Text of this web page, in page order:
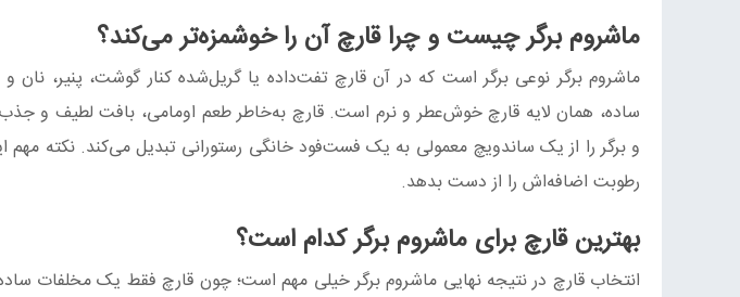
ماشروم برگر چیست و چرا قارچ آن را خوشمزه‌تر می‌کند؟
ماشروم برگر نوعی برگر است که در آن قارچ تفت‌داده یا گریل‌شده کنار گوشت، پنیر،
ساده، همان لایه قارچ خوش‌عطر و نرم است. قارچ به‌خاطر طعم اومامی، بافت لطیف و
و برگر را از یک ساندویچ معمولی به یک فست‌فود خانگی رستورانی تبدیل می‌کند. نکته مهم
رطوبت اضافه‌اش را از دست بدهد.
بهترین قارچ برای ماشروم برگر کدام است؟
انتخاب قارچ در نتیجه نهایی ماشروم برگر خیلی مهم است؛ چون قارچ فقط یک مخلفات